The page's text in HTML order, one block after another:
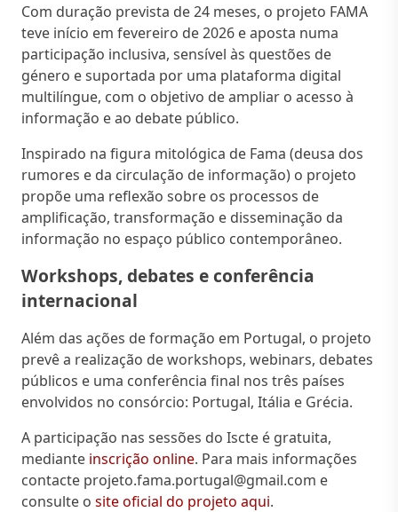
Com duração prevista de 24 meses, o projeto FAMA
teve início em fevereiro de 2026 e aposta numa
participação inclusiva, sensível às questões de
género e suportada por uma plataforma digital
multilíngue, com o objetivo de ampliar o acesso à
informação e ao debate público.
Inspirado na figura mitológica de Fama (deusa dos
rumores e da circulação de informação) o projeto
propõe uma reflexão sobre os processos de
amplificação, transformação e disseminação da
informação no espaço público contemporâneo.
Workshops, debates e conferência
internacional
Além das ações de formação em Portugal, o projeto
prevê a realização de workshops, webinars, debates
públicos e uma conferência final nos três países
envolvidos no consórcio: Portugal, Itália e Grécia.
A participação nas sessões do Iscte é gratuita,
mediante inscrição online. Para mais informações
contacte projeto.fama.portugal@gmail.com e
consulte o site oficial do projeto aqui.